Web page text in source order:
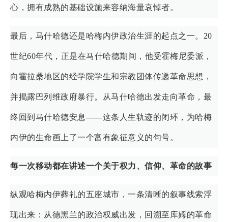
心，拥有成熟的基础设施来容纳海量哀悼者。
最后，马什哈德还是哈梅内伊政治生涯的起点之一。20
世纪60年代，正是在马什哈德期间，他受霍梅尼委派，
向霍拉桑地区的经学院学生和宗教团体传递革命思想，
并揭露巴列维政府暴行。从马什哈德出发走向革命，最
终回到马什哈德安息——这条人生轨迹的闭环，为哈梅
内伊的生命画上了一个富有象征意义的句号。
每一次移动都在讲述一个关于权力、信仰、革命的故事
纵观哈梅内伊葬礼的五座城市，一条清晰的叙事线索浮
现出来：从德黑兰的政治权威出发，回溯至库姆的革命